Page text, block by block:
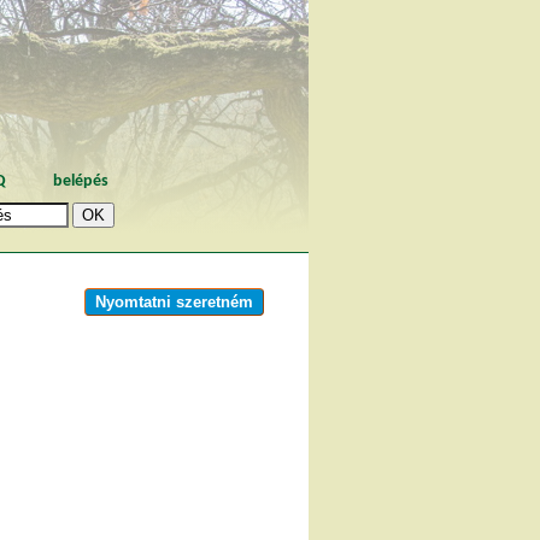
belépés
Nyomtatni szeretném